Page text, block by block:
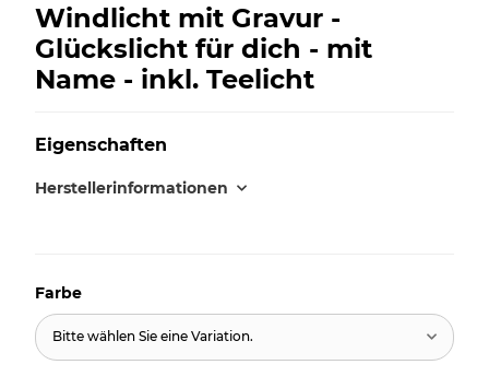
Windlicht mit Gravur -
Glückslicht für dich - mit
Name - inkl. Teelicht
Eigenschaften
Herstellerinformationen
Farbe
Bitte wählen Sie eine Variation.